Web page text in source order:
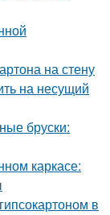
на стену
на несущий
бруски:
каркасе:
в